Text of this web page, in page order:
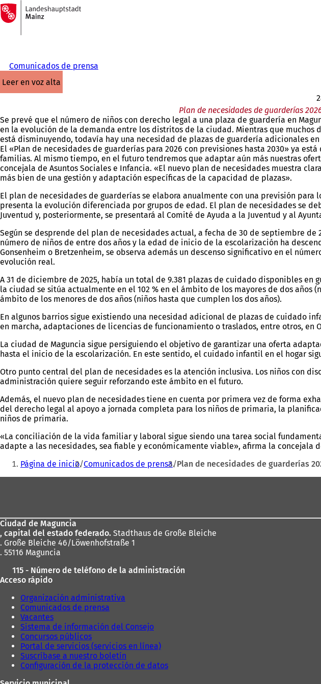
Saltar al contenido
A
la
página
Comunicados de prensa
leer en voz alta
Plan de necesidades de guarderías
Se prevé que el número de niños con derecho legal a una plaza de guardería en
en la evolución de la demanda entre los distritos de la ciudad. Mientras que
está disminuyendo, todavía hay una necesidad de plazas de guardería adicionales
El «Plan de necesidades de guarderías para 2026 con previsiones hasta 2030» ya
familias. Al mismo tiempo, en el futuro tendremos que adaptar aún más nuestras
concejala de Asuntos Sociales e Infancia. «El nuevo plan de necesidades muestra
más bien de una gestión y adaptación específicas de la capacidad de plazas».
El plan de necesidades de guarderías se elabora anualmente con una previsión
presenta la evolución diferenciada por grupos de edad. El plan de necesidades se
Juventud y, posteriormente, se presentará al Comité de Ayuda a la Juventud y al
Según se desprende del plan de necesidades actual, a fecha de 30 de septiembre
número de niños de entre dos años y la edad de inicio de la escolarización ha
Gonsenheim o Bretzenheim, se observa además un descenso significativo en el
evolución real.
A 31 de diciembre de 2025, había un total de 9.381 plazas de cuidado disponibles
la ciudad se sitúa actualmente en el 102 % en el ámbito de los mayores de dos
ámbito de los menores de dos años (niños hasta que cumplen los dos años).
En algunos barrios sigue existiendo una necesidad adicional de plazas de cuidado
en marcha, adaptaciones de licencias de funcionamiento o traslados, entre otros, en
La ciudad de Maguncia sigue persiguiendo el objetivo de garantizar una oferta
hasta el inicio de la escolarización. En este sentido, el cuidado infantil en el hogar
Otro punto central del plan de necesidades es la atención inclusiva. Los niños con
administración quiere seguir reforzando este ámbito en el futuro.
Además, el nuevo plan de necesidades tiene en cuenta por primera vez de forma
del derecho legal al apoyo a jornada completa para los niños de primaria, la
niños de primaria.
«La conciliación de la vida familiar y laboral sigue siendo una tarea social
adapte a las necesidades, sea fiable y económicamente viable», afirma la concejala
Estás
aquí:
Página de inicio Comunicados de prensa Plan de necesidades de guarderías
pies
Ciudad de Maguncia
, capital del estado federado. Stadthaus de Große Bleiche
. Große Bleiche 46/Löwenhofstraße 1
. 55116 Maguncia
115 - Número de teléfono de la administración
Acceso rápido
Organización administrativa
Comunicados de prensa
Vacantes
Sistema de información del Consejo
Concursos públicos
Portal de servicios (servicios en línea)
Suscríbase a nuestro boletín
Configuración de la protección de datos